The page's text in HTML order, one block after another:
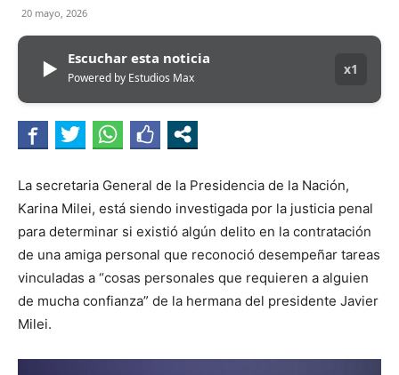
20 mayo, 2026
▶ Escuchar esta noticia
Powered by Estudios Max
x1
La secretaria General de la Presidencia de la Nación,
Karina Milei, está siendo investigada por la justicia penal
para determinar si existió algún delito en la contratación
de una amiga personal que reconoció desempeñar tareas
vinculadas a “cosas personales que requieren a alguien
de mucha confianza” de la hermana del presidente Javier
Milei.